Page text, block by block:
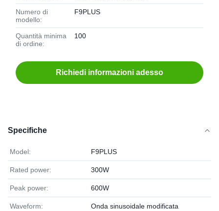
Numero di
modello:
F9PLUS
Quantità minima
di ordine:
100
Richiedi informazioni adesso
Specifiche
Model: F9PLUS
Rated power: 300W
Peak power: 600W
Waveform: Onda sinusoidale modificata